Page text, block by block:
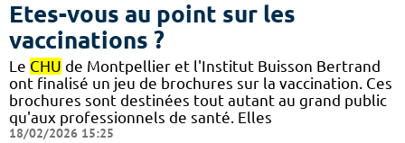
Etes-vous au point sur les
vaccinations ?
Le CHU de Montpellier et l'Institut Buisson Bertrand
ont finalisé un jeu de brochures sur la vaccination. Ces
brochures sont destinées tout autant au grand public
qu'aux professionnels de santé. Elles
18/02/2026 15:25